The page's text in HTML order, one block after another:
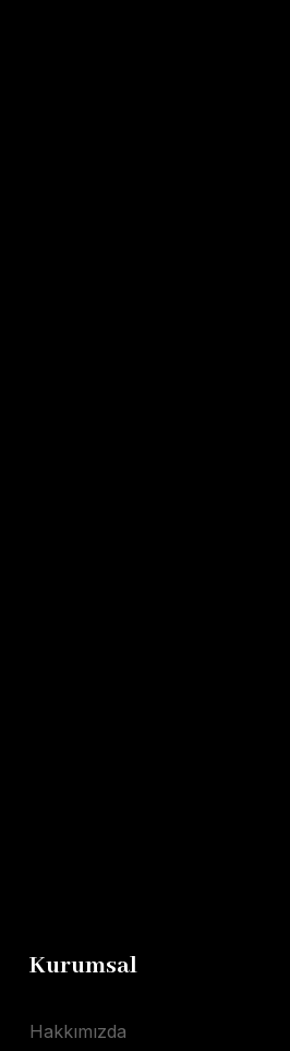
Kurumsal
Hakkımızda